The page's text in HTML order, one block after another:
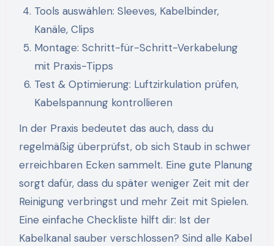
Tools auswählen: Sleeves, Kabelbinder,
Kanäle, Clips
Montage: Schritt-für-Schritt-Verkabelung
mit Praxis-Tipps
Test & Optimierung: Luftzirkulation prüfen,
Kabelspannung kontrollieren
In der Praxis bedeutet das auch, dass du
regelmäßig überprüfst, ob sich Staub in schwer
erreichbaren Ecken sammelt. Eine gute Planung
sorgt dafür, dass du später weniger Zeit mit der
Reinigung verbringst und mehr Zeit mit Spielen.
Eine einfache Checkliste hilft dir: Ist der
Kabelkanal sauber verschlossen? Sind alle Kabel